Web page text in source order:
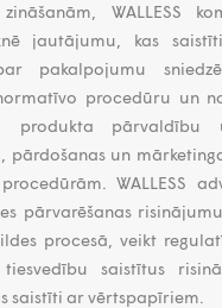
WALLESS
jautājumu, kas
pakalpojumu
procedūru un
produkta pārvaldību
pārdošanas un
WALLESS
pārvarēšanas
procesā, veikt
saistītus
saistīti ar vērtspapīriem.